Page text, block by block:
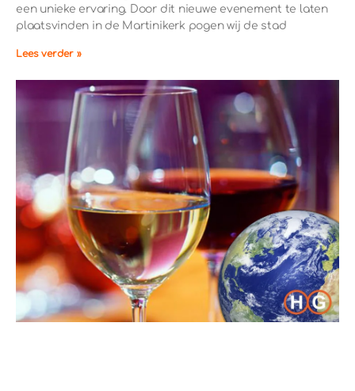
een unieke ervaring. Door dit nieuwe evenement te laten
plaatsvinden in de Martinikerk pogen wij de stad
Lees verder »